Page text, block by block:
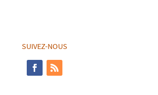
SUIVEZ-NOUS